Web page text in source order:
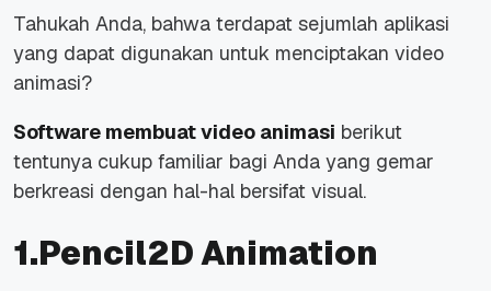
Tahukah Anda, bahwa terdapat sejumlah aplikasi
yang dapat digunakan untuk menciptakan video
animasi?
Software membuat video animasi berikut
tentunya cukup familiar bagi Anda yang gemar
berkreasi dengan hal-hal bersifat visual.
1.Pencil2D Animation